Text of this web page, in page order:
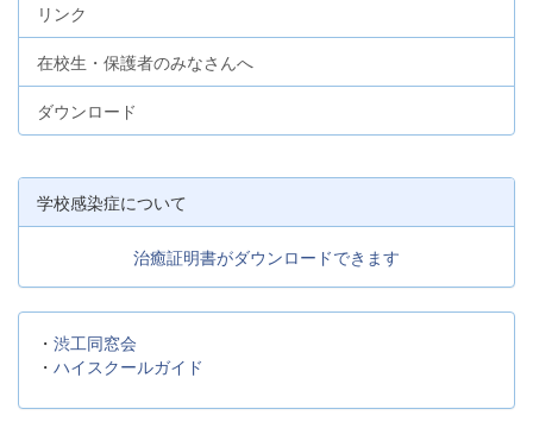
リンク
在校生・保護者のみなさんへ
ダウンロード
学校感染症について
治癒証明書がダウンロードできます
・ 渋工同窓会
・ ハイスクールガイド